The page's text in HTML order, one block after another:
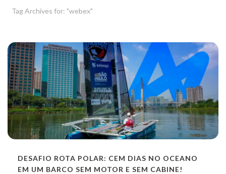
Tag Archives for: "webex"
DESAFIO ROTA POLAR: CEM DIAS NO OCEANO
EM UM BARCO SEM MOTOR E SEM CABINE!